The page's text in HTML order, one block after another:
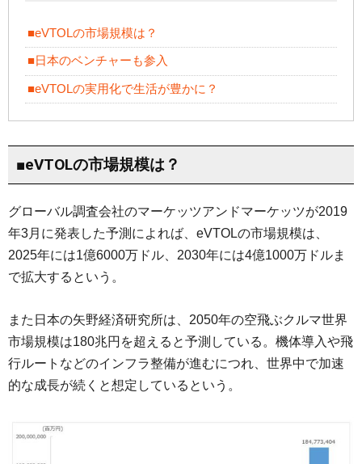
■eVTOLの市場規模は？
■日本のベンチャーも参入
■eVTOLの実用化で生活が豊かに？
■eVTOLの市場規模は？
グローバル調査会社のマーケッツアンドマーケッツが2019
年3月に発表した予測によれば、eVTOLの市場規模は、
2025年には1億6000万ドル、2030年には4億1000万ドルま
で拡大するという。
また日本の矢野経済研究所は、2050年の空飛ぶクルマ世界
市場規模は180兆円を超えると予測している。機体導入や飛
行ルートなどのインフラ整備が進むにつれ、世界中で加速
的な成長が続くと想定しているという。